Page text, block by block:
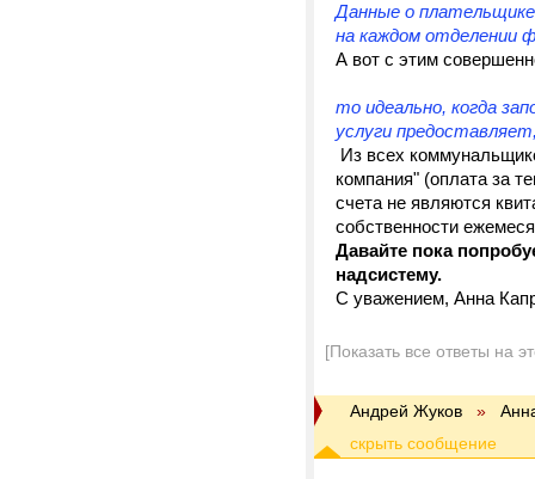
Данные о
на каждом отделении
А вот с этим
то идеально, когда
услуги
Из всех
компания" (оплата за
счета не являются
собственности
Давайте пока
надсистему.
С уважением, Анна
[Показать все ответы на
Андрей Жуков »